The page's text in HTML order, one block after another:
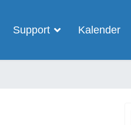
Support Kalender